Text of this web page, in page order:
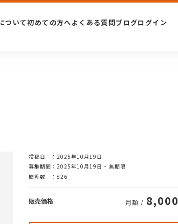
ついて初めての方へよくある質問ブログログイン
投稿日 ：2025年10月19日
募集期間：2025年10月19日 ~ 無期限
閲覧数 ：826
販売価格 月額 / 8,000